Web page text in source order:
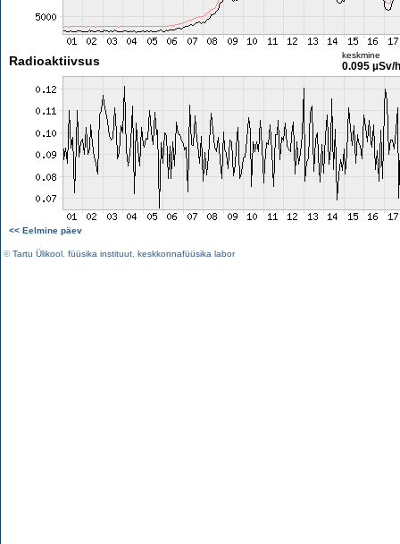
Radioaktiivsus keskmine
0.095 µSv/h
<< Eelmine päev
©Tartu Ülikool füüsika instituut keskkonnafüüsika labor